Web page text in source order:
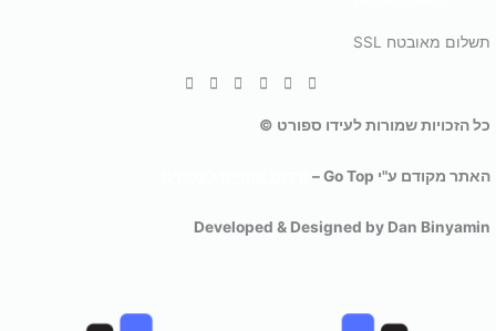
תשלום מאובטח SSL
כל הזכויות שמורות לעידו ספורט ©
האתר מקודם ע"י Go Top –
Developed & Designed by Dan Binyamin